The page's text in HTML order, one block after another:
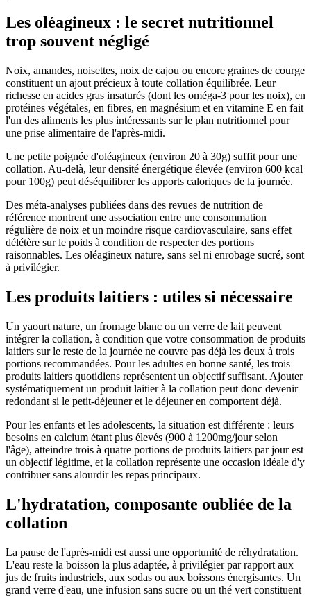
Les oléagineux : le secret nutritionnel
trop souvent négligé
Noix, amandes, noisettes, noix de cajou ou encore graines de courge
constituent un ajout précieux à toute collation équilibrée. Leur
richesse en acides gras insaturés (dont les oméga-3 pour les noix), en
protéines végétales, en fibres, en magnésium et en vitamine E en fait
l'un des aliments les plus intéressants sur le plan nutritionnel pour
une prise alimentaire de l'après-midi.
Une petite poignée d'oléagineux (environ 20 à 30g) suffit pour une
collation. Au-delà, leur densité énergétique élevée (environ 600 kcal
pour 100g) peut déséquilibrer les apports caloriques de la journée.
Des méta-analyses publiées dans des revues de nutrition de
référence montrent une association entre une consommation
régulière de noix et un moindre risque cardiovasculaire, sans effet
délétère sur le poids à condition de respecter des portions
raisonnables. Les oléagineux nature, sans sel ni enrobage sucré, sont
à privilégier.
Les produits laitiers : utiles si nécessaire
Un yaourt nature, un fromage blanc ou un verre de lait peuvent
intégrer la collation, à condition que votre consommation de produits
laitiers sur le reste de la journée ne couvre pas déjà les deux à trois
portions recommandées. Pour les adultes en bonne santé, les trois
produits laitiers quotidiens représentent un objectif suffisant. Ajouter
systématiquement un produit laitier à la collation peut donc devenir
redondant si le petit-déjeuner et le déjeuner en comportent déjà.
Pour les enfants et les adolescents, la situation est différente : leurs
besoins en calcium étant plus élevés (900 à 1200mg/jour selon
l'âge), atteindre trois à quatre portions de produits laitiers par jour est
un objectif légitime, et la collation représente une occasion idéale d'y
contribuer sans alourdir les repas principaux.
L'hydratation, composante oubliée de la
collation
La pause de l'après-midi est aussi une opportunité de réhydratation.
L'eau reste la boisson la plus adaptée, à privilégier par rapport aux
jus de fruits industriels, aux sodas ou aux boissons énergisantes. Un
grand verre d'eau, une infusion sans sucre ou un thé vert constituent